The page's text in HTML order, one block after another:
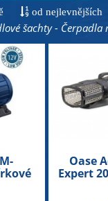
od nejlevnějších
šachty - Čerpadla
Oase
Expert